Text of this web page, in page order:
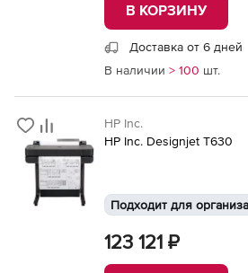
В КОРЗИНУ
Доставка от 6 дней
В наличии > 100 шт.
HP Inc.
HP Inc. Designjet T630
Подходит для
123 121 ₽